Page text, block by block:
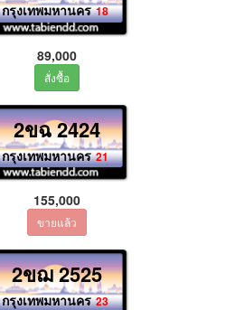
กรุงเทพมหานคร 18
89,000
2ขฉ 2424
กรุงเทพมหานคร 21
155,000
2ขฌ 2525
กรุงเทพมหานคร 23